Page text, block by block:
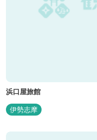
浜口屋旅館
伊勢志摩